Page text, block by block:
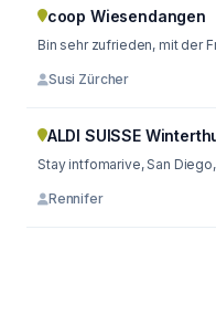
coop Wiesendangen
Bin sehr zufrieden, mit der
Susi Zürcher
ALDI SUISSE
Stay intfomarive, San
Rennifer